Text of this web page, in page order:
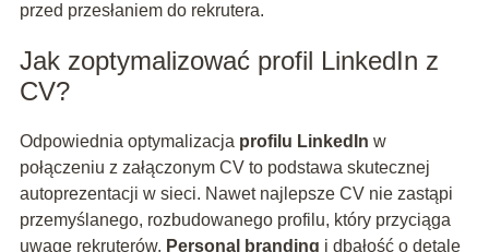
przed przesłaniem do rekrutera.
Jak zoptymalizować profil LinkedIn z
CV?
Odpowiednia optymalizacja profilu LinkedIn w
połączeniu z załączonym CV to podstawa skutecznej
autoprezentacji w sieci. Nawet najlepsze CV nie zastąpi
przemyślanego, rozbudowanego profilu, który przyciąga
uwagę rekruterów. Personal branding i dbałość o detale